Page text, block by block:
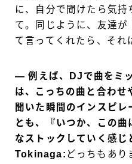
に、自分で聞けたら気持
て。同じように、友達が
て言ってくれたら、それ
― 例えば、DJで曲をミ
は、こっちの曲と合わせ
聞いた瞬間のインスピ
とも、『いつか、この
なストックしていく感じ
Tokinaga: どっちもあり